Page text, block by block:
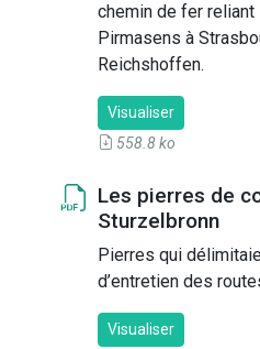
chemin de fer
Pirmasens à
Reichshoffen.
Visualiser
558.8 ko
Les pierres de
Sturzelbronn
Pierres qui
d’entretien des
Visualiser